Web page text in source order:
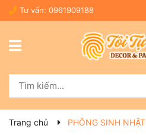
Tư vấn: 0961909188
Trang chủ PHÔNG SINH NHẬT